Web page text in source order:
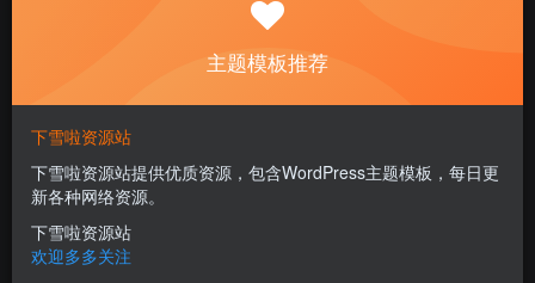
随机点名系统 html班级课堂点
名小工具 摇奖样式的带语音播
报付费资源 ￥0.01
12月2日 16:40
主题模板推荐
下雪啦资源站
下雪啦资源站提供优质资源，包含WordPress主题模板，每日更
新各种网络资源。
下雪啦资源站
欢迎多多关注